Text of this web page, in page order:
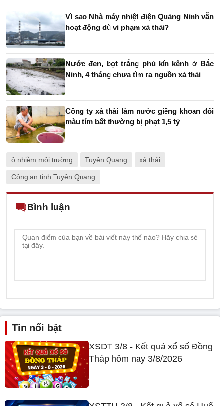
Vì sao Nhà máy nhiệt điện Quảng Ninh vẫn
hoạt động dù vi phạm xả thải?
Nước đen, bọt trắng phủ kín kênh ở Bắc
Ninh, 4 tháng chưa tìm ra nguồn xả thải
Công ty xả thải làm nước giếng khoan đổi
màu tím bất thường bị phạt 1,5 tỷ
ô nhiễm môi trường Tuyên Quang xả thải
Công an tỉnh Tuyên Quang
Bình luận
Tin nổi bật
XSDT 3/8 - Kết quả xổ số Đồng
Tháp hôm nay 3/8/2026